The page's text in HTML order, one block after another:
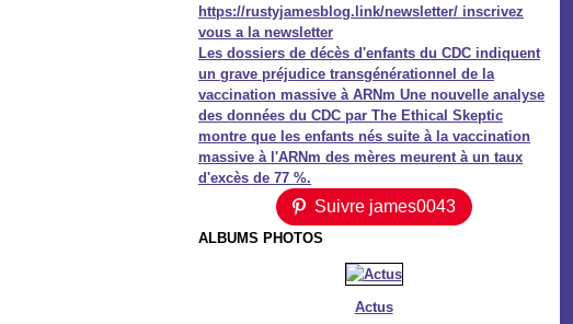
https://rustyjamesblog.link/newsletter/ inscrivez
vous a la newsletter
Les dossiers de décès d'enfants du CDC indiquent
un grave préjudice transgénérationnel de la
vaccination massive à ARNm Une nouvelle analyse
des données du CDC par The Ethical Skeptic
montre que les enfants nés suite à la vaccination
massive à l'ARNm des mères meurent à un taux
d'excès de 77 %.
Suivre james0043
ALBUMS PHOTOS
Actus